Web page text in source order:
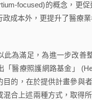
focused)的概念，更
成本外，更提升了醫療
滿足，為進一步改善
「醫療照護網路基金」
的，在於提供計畫參與
混合上述兩種方式，取得